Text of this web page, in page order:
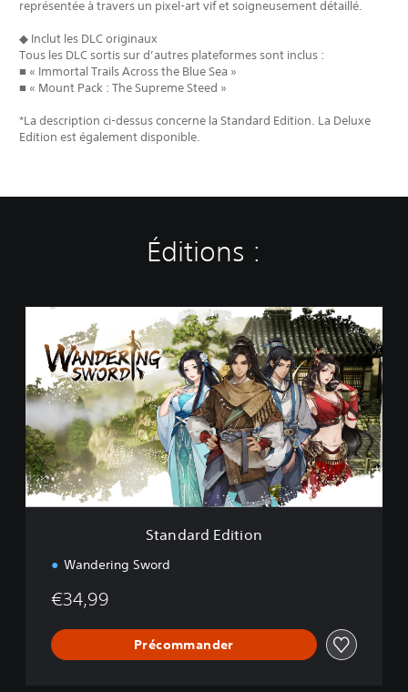
représentée à travers un pixel-art vif et soigneusement détaillé.
◆ Inclut les DLC originaux
Tous les DLC sortis sur d’autres plateformes sont inclus :
■ « Immortal Trails Across the Blue Sea »
■ « Mount Pack : The Supreme Steed »
*La description ci-dessus concerne la Standard Edition. La Deluxe
Edition est également disponible.
Éditions :
d
a
d
E
d
i
t
Standard Edition
Wandering Sword
€34,99
Précommander